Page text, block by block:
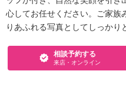
心してお任せください。ご家族
りあふれる写真としてしっかり
相談予約する
来店・オンライン